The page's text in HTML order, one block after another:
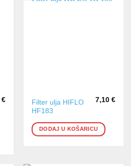
€
Filter ulja HIFLO
HF183
7,10 €
DODAJ U KOŠARICU